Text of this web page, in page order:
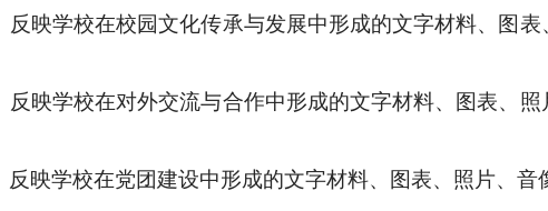
反映学校在校园文化传承与发展中形成的文字材料、图
反映学校在对外交流与合作中形成的文字材料、图表、
反映学校在党团建设中形成的文字材料、图表、照片、音